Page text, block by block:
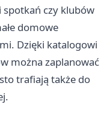
czy klubów
domowe
Dzięki katalogowi
można zaplanować
trafiają także do